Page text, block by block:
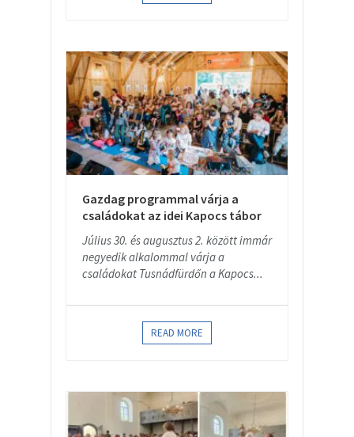
Gazdag programmal várja a
családokat az idei Kapocs tábor
Július 30. és augusztus 2. között immár
negyedik alkalommal várja a
családokat Tusnádfürdőn a Kapocs...
READ MORE